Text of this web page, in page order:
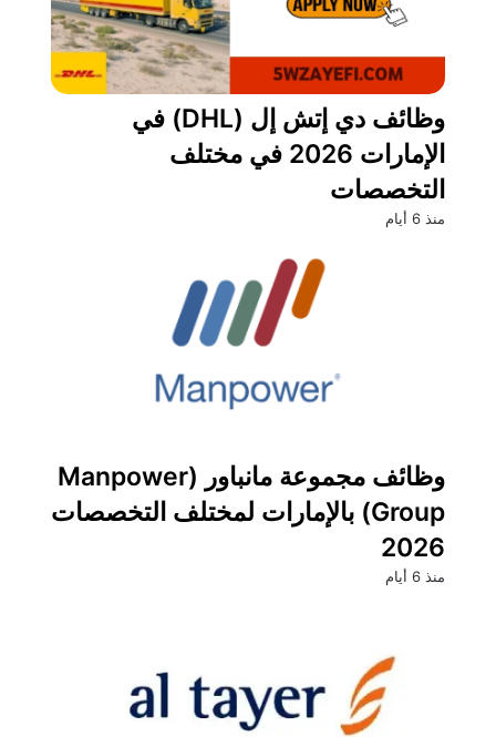
وظائف دي إتش إل (DHL) في
الإمارات 2026 في مختلف
التخصصات
منذ 6 أيام
وظائف مجموعة مانباور (Manpower
Group) بالإمارات لمختلف التخصصات
2026
منذ 6 أيام